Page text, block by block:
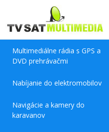
Multimediálne rádia s GPS a
DVD prehrávačmi
Nabíjanie do elektromobilov
Navigácie a kamery do
karavanov